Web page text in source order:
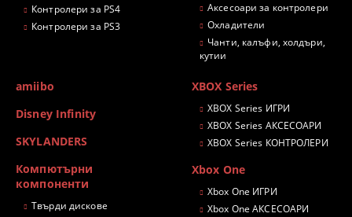
Контролери за PS4
Контролери за PS3
Аксесоари за контролери
Охладители
Чанти, калъфи, холдъри,
кутии
amiibo
Disney Infinity
SKYLANDERS
Компютърни
компоненти
Твърди дискове
XBOX Series
XBOX Series ИГРИ
XBOX Series АКСЕСОАРИ
XBOX Series КОНТРОЛЕРИ
Xbox One
Xbox One ИГРИ
Xbox One АКСЕСОАРИ